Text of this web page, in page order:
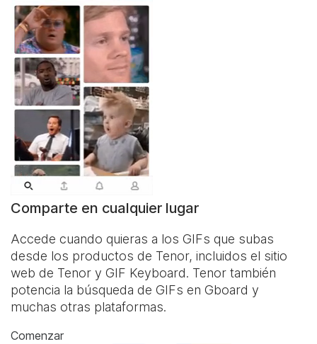
Comparte en cualquier lugar
Accede cuando quieras a los GIFs que subas
desde los productos de Tenor, incluidos el sitio
web de Tenor y GIF Keyboard. Tenor también
potencia la búsqueda de GIFs en Gboard y
muchas otras plataformas.
Comenzar